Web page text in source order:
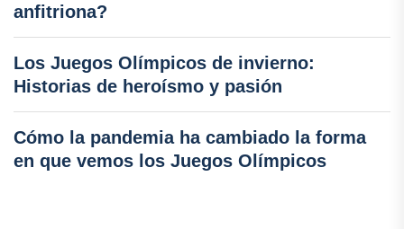
anfitriona?
Los Juegos Olímpicos de invierno:
Historias de heroísmo y pasión
Cómo la pandemia ha cambiado la forma
en que vemos los Juegos Olímpicos